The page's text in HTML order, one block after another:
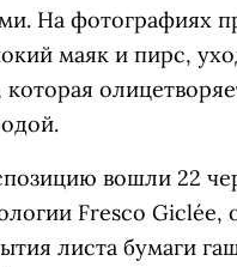
На фотографиях
маяк и пирс,
которая
вошли 22
Fresco Giclée,
листа бумаги